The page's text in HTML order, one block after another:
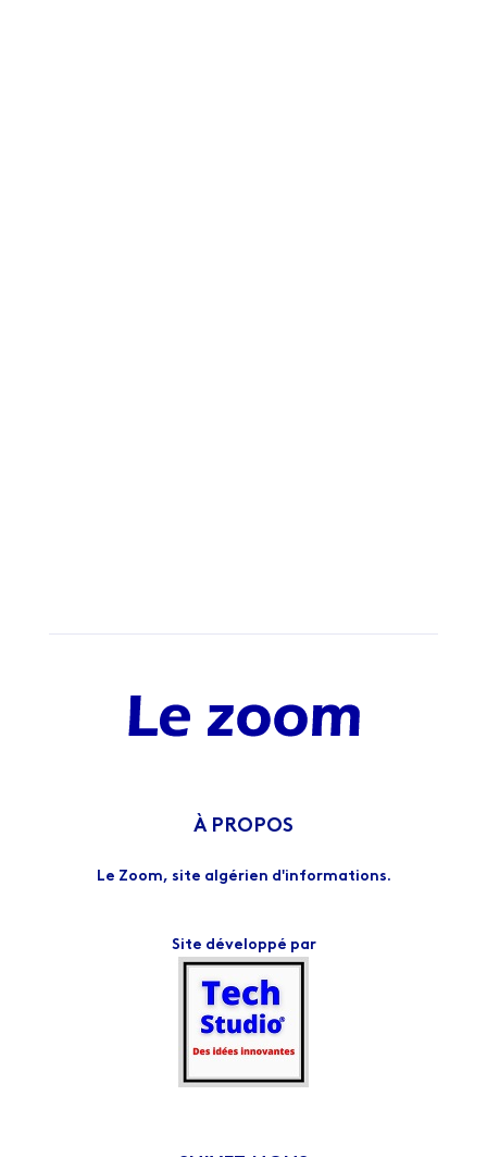
À PROPOS
Le Zoom, site algérien d'informations.
Site développé par